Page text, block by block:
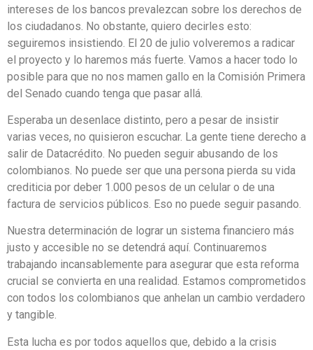
intereses de los bancos prevalezcan sobre los derechos de
los ciudadanos. No obstante, quiero decirles esto:
seguiremos insistiendo. El 20 de julio volveremos a radicar
el proyecto y lo haremos más fuerte. Vamos a hacer todo lo
posible para que no nos mamen gallo en la Comisión Primera
del Senado cuando tenga que pasar allá.
Esperaba un desenlace distinto, pero a pesar de insistir
varias veces, no quisieron escuchar. La gente tiene derecho a
salir de Datacrédito. No pueden seguir abusando de los
colombianos. No puede ser que una persona pierda su vida
crediticia por deber 1.000 pesos de un celular o de una
factura de servicios públicos. Eso no puede seguir pasando.
Nuestra determinación de lograr un sistema financiero más
justo y accesible no se detendrá aquí. Continuaremos
trabajando incansablemente para asegurar que esta reforma
crucial se convierta en una realidad. Estamos comprometidos
con todos los colombianos que anhelan un cambio verdadero
y tangible.
Esta lucha es por todos aquellos que, debido a la crisis